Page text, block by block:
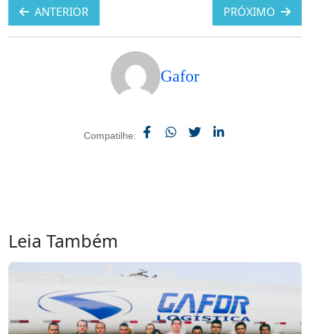
ANTERIOR PRÓXIMO
Gafor
Compatilhe:
Leia Também